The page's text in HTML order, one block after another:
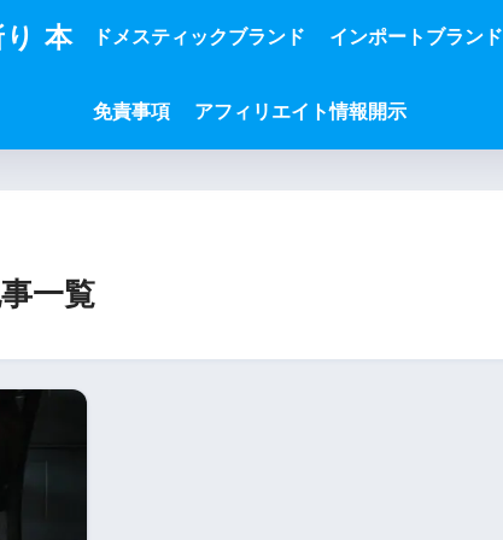
本 ドメスティックブランド インポートブランド
免責事項 アフィリエイト情報開示
一覧